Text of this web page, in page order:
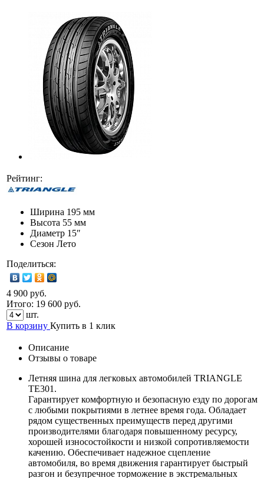
Рейтинг:
Ширина 195 мм
Высота 55 мм
Диаметр 15″
Сезон Лето
Поделиться:
4 900 руб.
Итого: 19 600 руб.
шт.
В корзину Купить в 1 клик
Описание
Отзывы о товаре
Летняя шина для легковых автомобилей TRIANGLE
TE301.
Гарантирует комфортную и безопасную езду по дорогам
с любыми покрытиями в летнее время года. Обладает
рядом существенных преимуществ перед другими
производителями благодаря повышенному ресурсу,
хорошей износостойкости и низкой сопротивляемости
качению. Обеспечивает надежное сцепление
автомобиля, во время движения гарантирует быстрый
разгон и безупречное торможение в экстремальных